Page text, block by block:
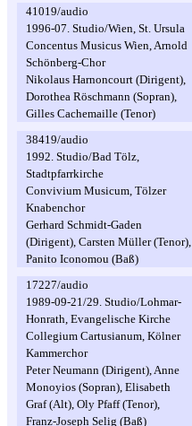
41019/audio
1996-07. Studio/Wien, St. Ursula
Concentus Musicus Wien, Arnold
Schönberg-Chor
Nikolaus Harnoncourt (Dirigent),
Dorothea Röschmann (Sopran),
Gilles Cachemaille (Tenor)
38419/audio
1992. Studio/Bad Tölz,
Stadtpfarrkirche
Convivium Musicum, Tölzer
Knabenchor
Gerhard Schmidt-Gaden
(Dirigent), Carsten Müller (Tenor),
Panito Iconomou (Baß)
17227/audio
1989-09-21/29. Studio/Lohmar-
Honrath, Evangelische Kirche
Collegium Cartusianum, Kölner
Kammerchor
Peter Neumann (Dirigent), Anne
Monoyios (Sopran), Elisabeth
Graf (Alt), Oly Pfaff (Tenor),
Franz-Joseph Selig (Baß)